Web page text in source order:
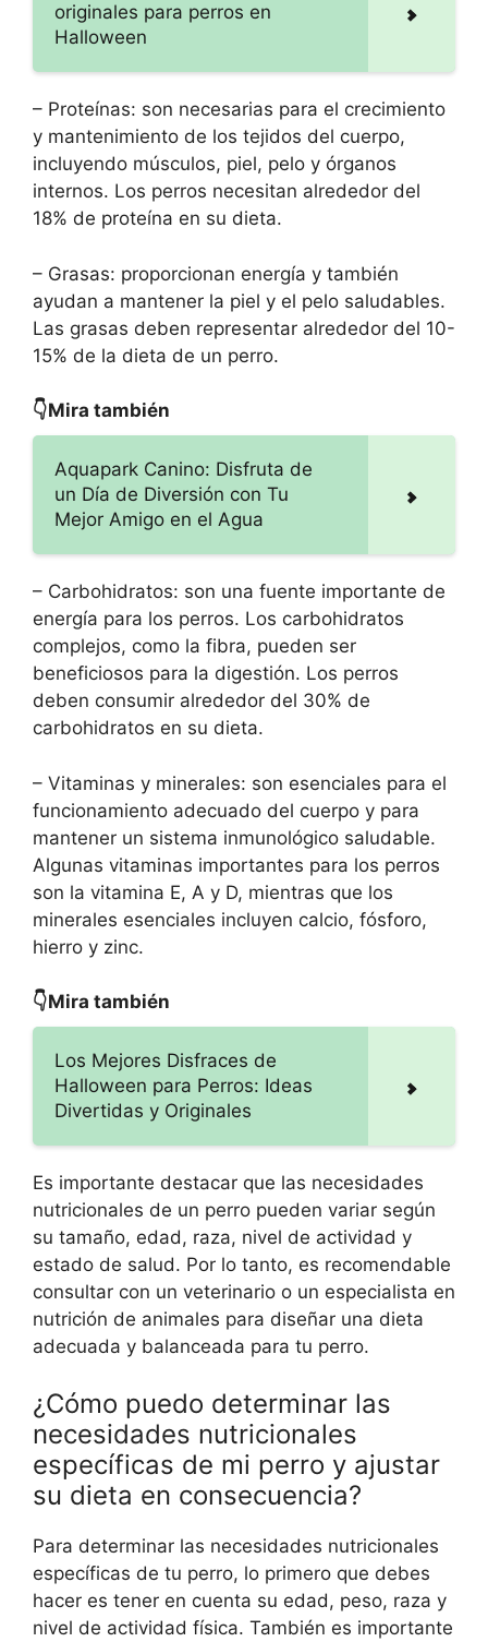
originales para perros en
Halloween
– Proteínas: son necesarias para el crecimiento
y mantenimiento de los tejidos del cuerpo,
incluyendo músculos, piel, pelo y órganos
internos. Los perros necesitan alrededor del
18% de proteína en su dieta.
– Grasas: proporcionan energía y también
ayudan a mantener la piel y el pelo saludables.
Las grasas deben representar alrededor del 10-
15% de la dieta de un perro.
👇Mira también
Aquapark Canino: Disfruta de
un Día de Diversión con Tu
Mejor Amigo en el Agua
– Carbohidratos: son una fuente importante de
energía para los perros. Los carbohidratos
complejos, como la fibra, pueden ser
beneficiosos para la digestión. Los perros
deben consumir alrededor del 30% de
carbohidratos en su dieta.
– Vitaminas y minerales: son esenciales para el
funcionamiento adecuado del cuerpo y para
mantener un sistema inmunológico saludable.
Algunas vitaminas importantes para los perros
son la vitamina E, A y D, mientras que los
minerales esenciales incluyen calcio, fósforo,
hierro y zinc.
👇Mira también
Los Mejores Disfraces de
Halloween para Perros: Ideas
Divertidas y Originales
Es importante destacar que las necesidades
nutricionales de un perro pueden variar según
su tamaño, edad, raza, nivel de actividad y
estado de salud. Por lo tanto, es recomendable
consultar con un veterinario o un especialista en
nutrición de animales para diseñar una dieta
adecuada y balanceada para tu perro.
¿Cómo puedo determinar las
necesidades nutricionales
específicas de mi perro y ajustar
su dieta en consecuencia?
Para determinar las necesidades nutricionales
específicas de tu perro, lo primero que debes
hacer es tener en cuenta su edad, peso, raza y
nivel de actividad física. También es importante